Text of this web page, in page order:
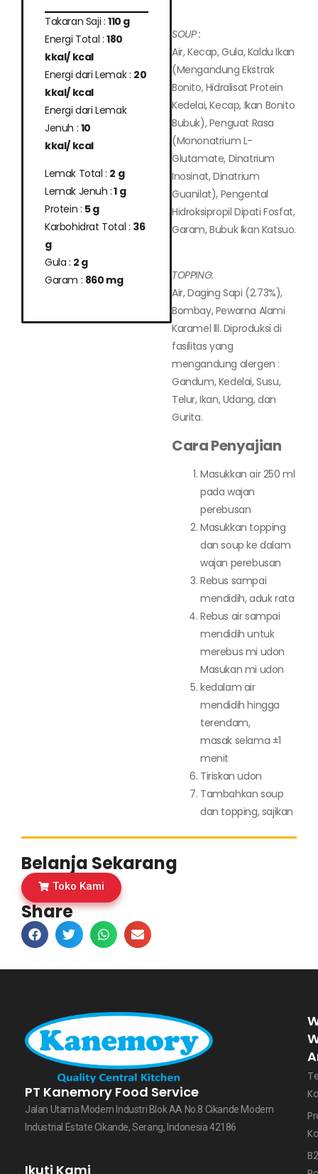
Takaran Saji : 110 g
Energi Total : 180
kkal/ kcal
Energi dari Lemak : 20
kkal/ kcal
Energi dari Lemak
Jenuh : 10
kkal/ kcal
Lemak Total : 2 g
Lemak Jenuh :1 g
Protein : 5 g
Karbohidrat Total : 36
g
Gula : 2 g
Garam : 860 mg
SOUP :
Air, Kecap, Gula, Kaldu Ikan
(Mengandung Ekstrak
Bonito, Hidralisat Protein
Kedelai, Kecap, Ikan Bonito
Bubuk), Penguat Rasa
(Mononatrium L-
Glutamate, Dinatrium
Inosinat, Dinatrium
Guanilat), Pengental
Hidroksipropil Dipati Fosfat,
Garam, Bubuk Ikan Katsuo.
TOPPING:
Air, Daging Sapi (2.73%),
Bombay, Pewarna Alami
Karamel lll. Diproduksi di
fasilitas yang
mengandung alergen :
Gandum, Kedelai, Susu,
Telur, Ikan, Udang, dan
Gurita.
Cara Penyajian
Masukkan air 250 ml
pada wajan
perebusan
Masukkan topping
dan soup ke dalam
wajan perebusan
Rebus sampai
mendidih, aduk rata
Rebus air sampai
mendidih untuk
merebus mi udon
Masukan mi udon
kedalam air
mendidih hingga
terendam,
masak selama ±1
menit
Tiriskan udon
Tambahkan soup
dan topping, sajikan
Share
Belanja Sekarang
Toko Kami
PT Kanemory Food Service
Jalan Utama Modern Industri Blok AA No.8 Cikande Modern
Industrial Estate Cikande, Serang, Indonesia 42186
Ikuti Kami